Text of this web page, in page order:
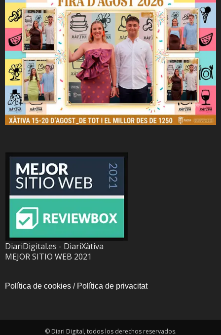
DiariDigital.es - DiariXàtiva
MEJOR SITIO WEB 2021
Política de cookies / Política de privacitat
© Diari Digital, todos los derechos reservados.